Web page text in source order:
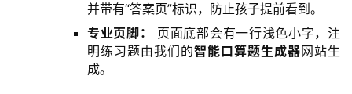
并带有“答案页”标识，防止孩子提前看到。
专业页脚：
页面底部会有一行浅色小字，注
明练习题由我们的智能口算题生成器网站生
成。